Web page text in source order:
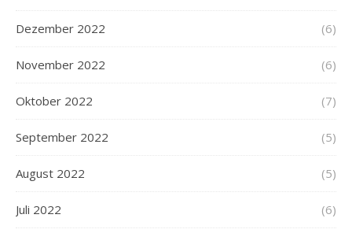
Dezember 2022 (6)
November 2022 (6)
Oktober 2022 (7)
September 2022 (5)
August 2022 (5)
Juli 2022 (6)